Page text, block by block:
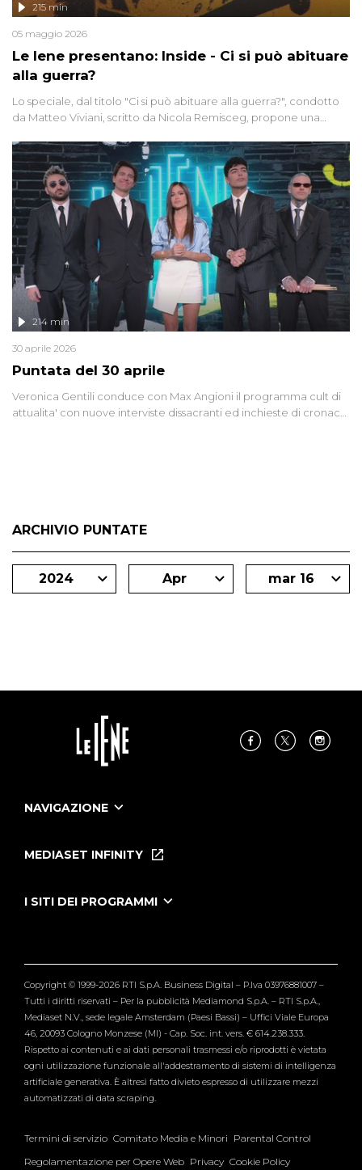
Le Iene presentano: Inside - Ci si può abituare
alla guerra?
215 min
05 maggio 2026
Lo speciale, dal titolo "Ci si può abituare alla guerra?", condotto
da Matteo Viviani, scritto da Nicola Remisceg, propone una
di settore - su quanto la guerra sia diventata una realtà pervasiva.
Anche se l'Italia non è direttamente coinvolta in conflitti armati, il
contesto globale rende impossibile considerarla un fenomeno
lontano.
Puntata del 30 aprile
214 min
30 aprile 2026
Veronica Gentili conduce con Max Angioni il programma cult di
attualita' con nuove interviste dissacranti ed inchieste di cronaca
ARCHIVIO PUNTATE
2024 Apr mar 16
NAVIGAZIONE
Le Iene Presentano Inside
Tutti i servizi
MEDIASET INFINITY
I SITI DEI PROGRAMMI
Verissimo
Copyright © 1999-2026 RTI S.p.A. Business Digital – P.Iva 03976881007 –
Tutti i diritti riservati – Per la pubblicità Mediamond S.p.A. – RTI S.p.A.,
Mediaset N.V., sede legale Amsterdam (Paesi Bassi) – Uffici Viale Europa
46, 20093 Cologno Monzese (MI) - Cap. Soc. int. vers. € 614.238.333.
Rispetto ai contenuti e ai dati personali trasmessi e/o riprodotti è vietata
ogni utilizzazione funzionale all'addestramento di sistemi di intelligenza
artificiale generativa. È altresì fatto divieto espresso di utilizzare mezzi
automatizzati di data scraping.
Termini di servizio Comitato Media e Minori Parental Control
Regolamentazione per Opere Web Privacy Cookie Policy